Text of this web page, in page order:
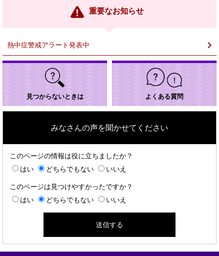
重要なお知らせ
熱中症警戒アラート発表中
見つからないときは よくある質問
みなさんの声を聞かせてください
このページの情報は役に立ちましたか？
はい
どちらでもない いいえ
このページは見つけやすかったですか？
はい
どちらでもない いいえ